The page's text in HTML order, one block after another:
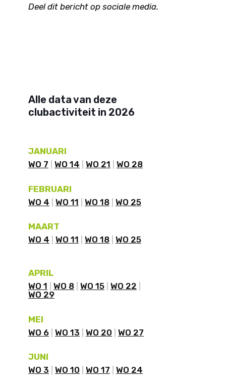
Deel dit bericht op sociale media.
Alle data van deze
clubactiviteit in 2026
JANUARI
WO 7
WO 14 WO 21 WO 28
FEBRUARI
WO 4
WO 11 WO 18 WO 25
MAART
WO 4
WO 11 WO 18 WO 25
APRIL
WO 1
WO 8 WO 15 WO 22
WO 29
MEI
WO 6 WO 13 WO 20 WO 27
JUNI
WO 3
WO 10 WO 17 WO 24